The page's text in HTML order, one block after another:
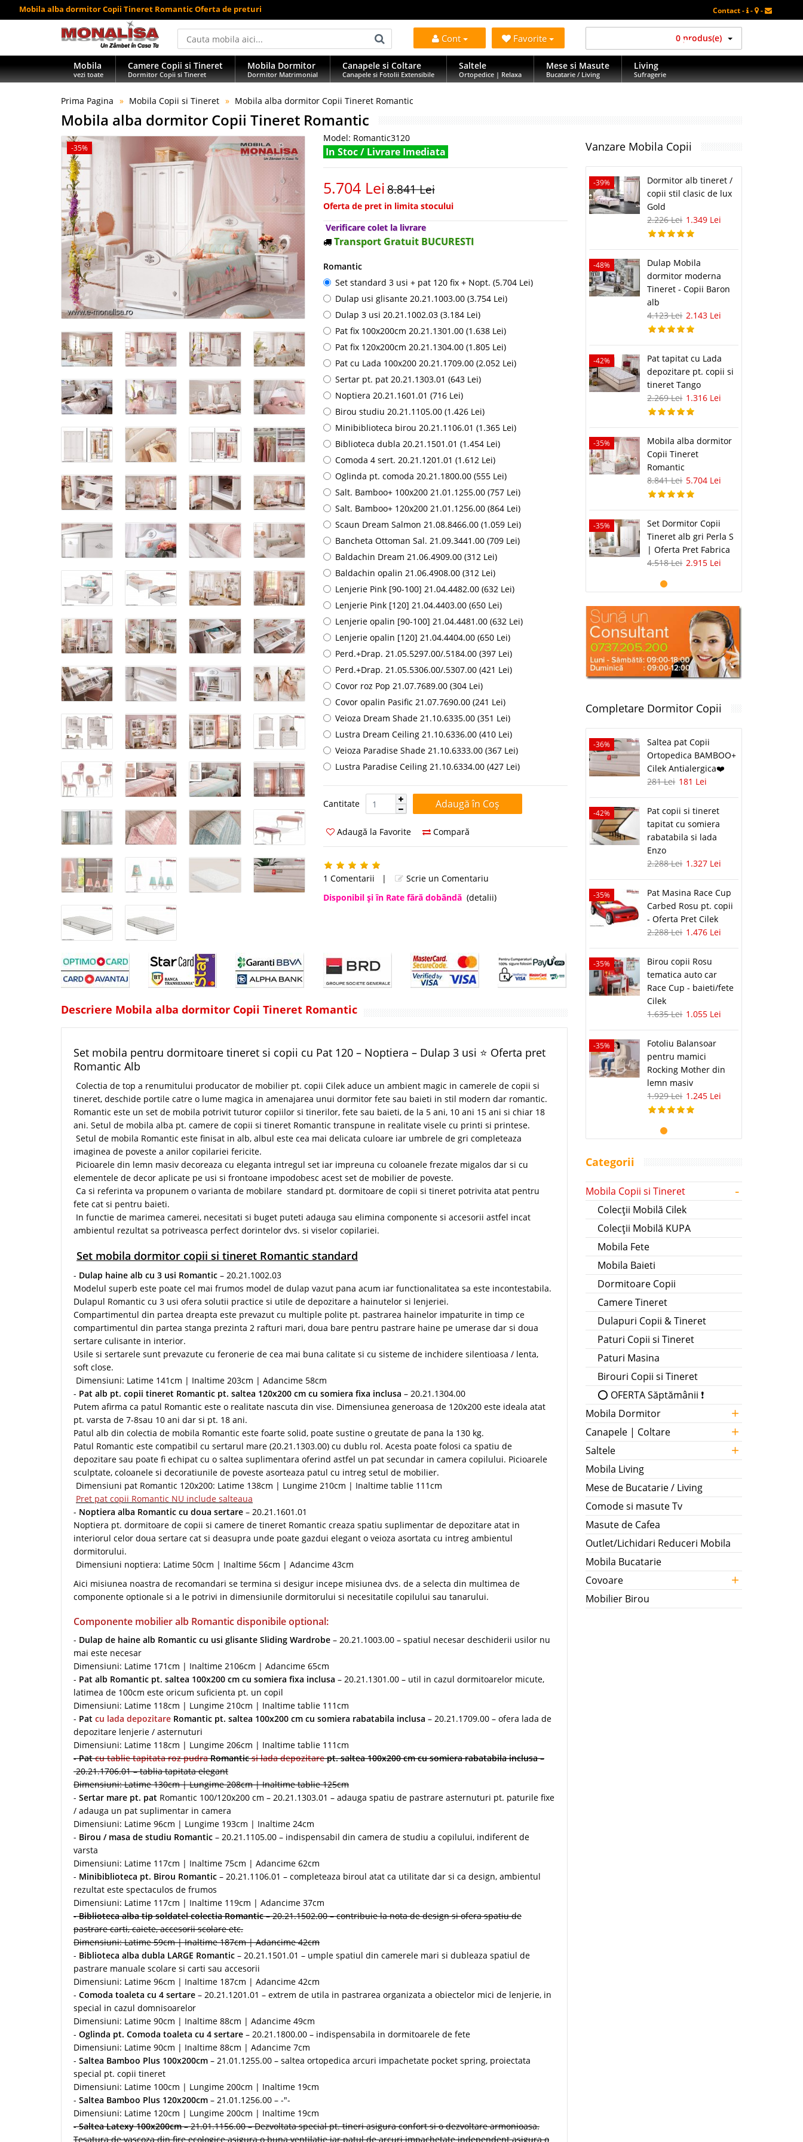
Mobila alba dormitor Copii Tineret Romantic Oferta de preturi Contact - - -
Cont Favorite 0 produs(e)
Mobila
vezi toate
Camere Copii si Tineret
Dormitor Copii si Tineret
Mobila Dormitor
Dormitor Matrimonial
Canapele si Coltare
Canapele si Fotolii Extensibile
Saltele
Ortopedice | Relaxa
Mese si Masute
Bucatarie / Living
Living
Sufragerie
Prima Pagina Mobila Copii si Tineret Mobila alba dormitor Copii Tineret Romantic
Mobila alba dormitor Copii Tineret Romantic
-35%
Model: Romantic3120
In Stoc / Livrare Imediata
5.704 Lei8.841 Lei
Oferta de pret in limita stocului
Verificare colet la livrare
Transport Gratuit BUCURESTI
Romantic
Set standard 3 usi + pat 120 fix + Nopt. (5.704 Lei)
Dulap usi glisante 20.21.1003.00 (3.754 Lei)
Dulap 3 usi 20.21.1002.03 (3.184 Lei)
Pat fix 100x200cm 20.21.1301.00 (1.638 Lei)
Pat fix 120x200cm 20.21.1304.00 (1.805 Lei)
Pat cu Lada 100x200 20.21.1709.00 (2.052 Lei)
Sertar pt. pat 20.21.1303.01 (643 Lei)
Noptiera 20.21.1601.01 (716 Lei)
Birou studiu 20.21.1105.00 (1.426 Lei)
Minibiblioteca birou 20.21.1106.01 (1.365 Lei)
Biblioteca dubla 20.21.1501.01 (1.454 Lei)
Comoda 4 sert. 20.21.1201.01 (1.612 Lei)
Oglinda pt. comoda 20.21.1800.00 (555 Lei)
Salt. Bamboo+ 100x200 21.01.1255.00 (757 Lei)
Salt. Bamboo+ 120x200 21.01.1256.00 (864 Lei)
Scaun Dream Salmon 21.08.8466.00 (1.059 Lei)
Bancheta Ottoman Sal. 21.09.3441.00 (709 Lei)
Baldachin Dream 21.06.4909.00 (312 Lei)
Baldachin opalin 21.06.4908.00 (312 Lei)
Lenjerie Pink [90-100] 21.04.4482.00 (632 Lei)
Lenjerie Pink [120] 21.04.4403.00 (650 Lei)
Lenjerie opalin [90-100] 21.04.4481.00 (632 Lei)
Lenjerie opalin [120] 21.04.4404.00 (650 Lei)
Perd.+Drap. 21.05.5297.00/.5184.00 (397 Lei)
Perd.+Drap. 21.05.5306.00/.5307.00 (421 Lei)
Covor roz Pop 21.07.7689.00 (304 Lei)
Covor opalin Pasific 21.07.7690.00 (241 Lei)
Veioza Dream Shade 21.10.6335.00 (351 Lei)
Lustra Dream Ceiling 21.10.6336.00 (410 Lei)
Veioza Paradise Shade 21.10.6333.00 (367 Lei)
Lustra Paradise Ceiling 21.10.6334.00 (427 Lei)
Cantitate Cantitate:
Adaugă la Favorite Compară
1 Comentarii |
Scrie un Comentariu
Disponibil şi în Rate fără dobândă (detalii)
Descriere Mobila alba dormitor Copii Tineret Romantic
Set mobila pentru dormitoare tineret si copii cu Pat 120 – Noptiera – Dulap 3 usi ⭐ Oferta pret
Romantic Alb
Colectia de top a renumitului producator de mobilier pt. copii Cilek aduce un ambient magic in camerele de copii si
tineret, deschide portile catre o lume magica in amenajarea unui dormitor fete sau baieti in stil modern dar romantic.
Romantic este un set de mobila potrivit tuturor copiilor si tinerilor, fete sau baieti, de la 5 ani, 10 ani 15 ani si chiar 18
ani. Setul de mobila alba pt. camere de copii si tineret Romantic transpune in realitate visele cu printi si printese.
Setul de mobila Romantic este finisat in alb, albul este cea mai delicata culoare iar umbrele de gri completeaza
imaginea de poveste a anilor copilariei fericite.
Picioarele din lemn masiv decoreaza cu eleganta intregul set iar impreuna cu coloanele frezate migalos dar si cu
elementele de decor aplicate pe usi si frontoane impodobesc acest set de mobilier de poveste.
Ca si referinta va propunem o varianta de mobilare standard pt. dormitoare de copii si tineret potrivita atat pentru
fete cat si pentru baieti.
In functie de marimea camerei, necesitati si buget puteti adauga sau elimina componente si accesorii astfel incat
ambientul rezultat sa potriveasca perfect dorintelor dvs. si viselor copilariei.
Set mobila dormitor copii si tineret Romantic standard
- Dulap haine alb cu 3 usi Romantic – 20.21.1002.03
Modelul superb este poate cel mai frumos model de dulap vazut pana acum iar functionalitatea sa este incontestabila.
Dulapul Romantic cu 3 usi ofera solutii practice si utile de depozitare a hainutelor si lenjeriei.
Compartimentul din partea dreapta este prevazut cu multiple polite pt. pastrarea hainelor impaturite in timp ce
compartimentul din partea stanga prezinta 2 rafturi mari, doua bare pentru pastrare haine pe umerase dar si doua
sertare culisante in interior.
Usile si sertarele sunt prevazute cu feronerie de cea mai buna calitate si cu sisteme de inchidere silentioasa / lenta,
soft close.
Dimensiuni: Latime 141cm | Inaltime 203cm | Adancime 58cm
- Pat alb pt. copii tineret Romantic pt. saltea 120x200 cm cu somiera fixa inclusa – 20.21.1304.00
Putem afirma ca patul Romantic este o realitate nascuta din vise. Dimensiunea generoasa de 120x200 este ideala atat
pt. varsta de 7-8sau 10 ani dar si pt. 18 ani.
Patul alb din colectia de mobila Romantic este foarte solid, poate sustine o greutate de pana la 130 kg.
Patul Romantic este compatibil cu sertarul mare (20.21.1303.00) cu dublu rol. Acesta poate folosi ca spatiu de
depozitare sau poate fi echipat cu o saltea suplimentara oferind astfel un pat secundar in camera copilului. Picioarele
sculptate, coloanele si decoratiunile de poveste asorteaza patul cu intreg setul de mobilier.
Dimensiuni pat Romantic 120x200: Latime 138cm | Lungime 210cm | Inaltime tablie 111cm
Pret pat copii Romantic NU include salteaua
- Noptiera alba Romantic cu doua sertare – 20.21.1601.01
Noptiera pt. dormitoare de copii si camere de tineret Romantic creaza spatiu suplimentar de depozitare atat in
interiorul celor doua sertare cat si deasupra unde poate gazdui elegant o veioza asortata cu intreg ambientul
dormitorului.
Dimensiuni noptiera: Latime 50cm | Inaltime 56cm | Adancime 43cm
Aici misiunea noastra de recomandari se termina si desigur incepe misiunea dvs. de a selecta din multimea de
componente optionale si a le potrivi in dimensiunile dormitorului si necesitatile copilului sau tanarului.
Componente mobilier alb Romantic disponibile optional:
- Dulap de haine alb Romantic cu usi glisante Sliding Wardrobe – 20.21.1003.00 – spatiul necesar deschiderii usilor nu
mai este necesar
Dimensiuni: Latime 171cm | Inaltime 2106cm | Adancime 65cm
- Pat alb Romantic pt. saltea 100x200 cm cu somiera fixa inclusa – 20.21.1301.00 – util in cazul dormitoarelor micute,
latimea de 100cm este oricum suficienta pt. un copil
Dimensiuni: Latime 118cm | Lungime 210cm | Inaltime tablie 111cm
- Pat cu lada depozitare Romantic pt. saltea 100x200 cm cu somiera rabatabila inclusa – 20.21.1709.00 – ofera lada de
depozitare lenjerie / asternuturi
Dimensiuni: Latime 118cm | Lungime 206cm | Inaltime tablie 111cm
-Patcu tablie tapitata roz pudraRomanticsi lada depozitarept. saltea 100x200 cm cu somiera rabatabila inclusa–
20.21.1706.01 – tablia tapitata elegant
Dimensiuni: Latime 130cm | Lungime 208cm | Inaltime tablie 125cm
- Sertar mare pt. pat Romantic 100/120x200 cm – 20.21.1303.01 – adauga spatiu de pastrare asternuturi pt. paturile fixe
/ adauga un pat suplimentar in camera
Dimensiuni: Latime 96cm | Lungime 193cm | Inaltime 24cm
- Birou / masa de studiu Romantic – 20.21.1105.00 – indispensabil din camera de studiu a copilului, indiferent de
varsta
Dimensiuni: Latime 117cm | Inaltime 75cm | Adancime 62cm
- Minibiblioteca pt. Birou Romantic – 20.21.1106.01 – completeaza biroul atat ca utilitate dar si ca design, ambientul
rezultat este spectaculos de frumos
Dimensiuni: Latime 117cm | Inaltime 119cm | Adancime 37cm
-Biblioteca alba tip soldatel colectia Romantic– 20.21.1502.00 – contribuie la nota de design si ofera spatiu de
pastrare carti, caiete, accesorii scolare etc.
Dimensiuni: Latime 59cm | Inaltime 187cm | Adancime 42cm
- Biblioteca alba dubla LARGE Romantic – 20.21.1501.01 – umple spatiul din camerele mari si dubleaza spatiul de
pastrare manuale scolare si carti sau accesorii
Dimensiuni: Latime 96cm | Inaltime 187cm | Adancime 42cm
- Comoda toaleta cu 4 sertare – 20.21.1201.01 – extrem de utila in pastrarea organizata a obiectelor mici de lenjerie, in
special in cazul domnisoarelor
Dimensiuni: Latime 90cm | Inaltime 88cm | Adancime 49cm
- Oglinda pt. Comoda toaleta cu 4 sertare – 20.21.1800.00 – indispensabila in dormitoarele de fete
Dimensiuni: Latime 90cm | Inaltime 88cm | Adancime 7cm
- Saltea Bamboo Plus 100x200cm – 21.01.1255.00 – saltea ortopedica arcuri impachetate pocket spring, proiectata
special pt. copii tineret
Dimensiuni: Latime 100cm | Lungime 200cm | Inaltime 19cm
- Saltea Bamboo Plus 120x200cm – 21.01.1256.00 – -"-
Dimensiuni: Latime 120cm | Lungime 200cm | Inaltime 19cm
-Saltea Latexy 100x200cm– 21.01.1156.00 – Dezvoltata special pt. tineri asigura confort si o dezvoltare armonioasa.
Tesatura de vascoza din fire ecologice asigura o buna ventilatie iar patul de arcuri impachetate independent asigura o
Vanzare Mobila Copii
-39%
Dormitor alb tineret /
copii stil clasic de lux
Gold
2.226 Lei 1.349 Lei
-48%
Dulap Mobila
dormitor moderna
Tineret - Copii Baron
alb
4.123 Lei 2.143 Lei
-42%
Pat tapitat cu Lada
depozitare pt. copii si
tineret Tango
2.269 Lei 1.316 Lei
-35%
Mobila alba dormitor
Copii Tineret
Romantic
8.841 Lei 5.704 Lei
-35%
Set Dormitor Copii
Tineret alb gri Perla S
| Oferta Pret Fabrica
4.518 Lei 2.915 Lei
Completare Dormitor Copii
-36%
Saltea pat Copii
Ortopedica BAMBOO+
Cilek Antialergica❤️
281 Lei 181 Lei
-42%
Pat copii si tineret
tapitat cu somiera
rabatabila si lada
Enzo
2.288 Lei 1.327 Lei
-35%
Pat Masina Race Cup
Carbed Rosu pt. copii
- Oferta Pret Cilek
2.288 Lei 1.476 Lei
-35%
Birou copii Rosu
tematica auto car
Race Cup - baieti/fete
Cilek
1.635 Lei 1.055 Lei
-35%
Fotoliu Balansoar
pentru mamici
Rocking Mother din
lemn masiv
1.929 Lei 1.245 Lei
Categorii
Mobila Copii si Tineret -
Colecții Mobilă Cilek
Colecții Mobilă KUPA
Mobila Fete
Mobila Baieti
Dormitoare Copii
Camere Tineret
Dulapuri Copii & Tineret
Paturi Copii si Tineret
Paturi Masina
Birouri Copii si Tineret
⭕ OFERTA Săptămânii ❗
Mobila Dormitor
+
Canapele | Coltare +
Saltele +
Mobila Living
Mese de Bucatarie / Living
Comode si masute Tv
Masute de Cafea
Outlet/Lichidari Reduceri Mobila
Mobila Bucatarie
Covoare
+
Mobilier Birou